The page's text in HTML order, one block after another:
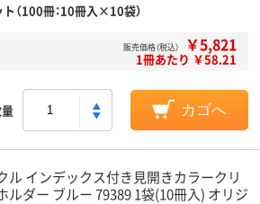
（100冊：10冊入×10袋）
販売価格（税込） ￥5,821
1冊あたり ￥58.21
カゴへ
ル インデックス付き見開きカラークリ
ルダー ブルー 79389 1袋(10冊入) オリジ